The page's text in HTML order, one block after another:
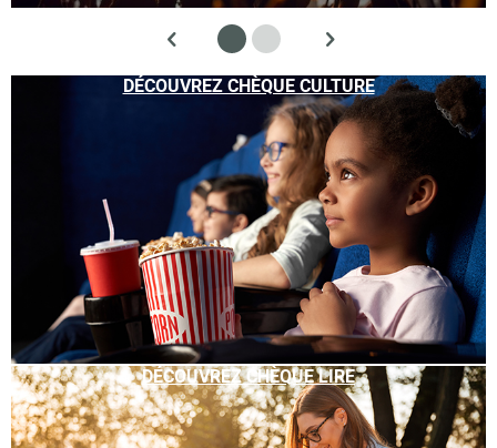
DÉCOUVREZ CHÈQUE CULTURE
DÉCOUVREZ CHÈQUE LIRE